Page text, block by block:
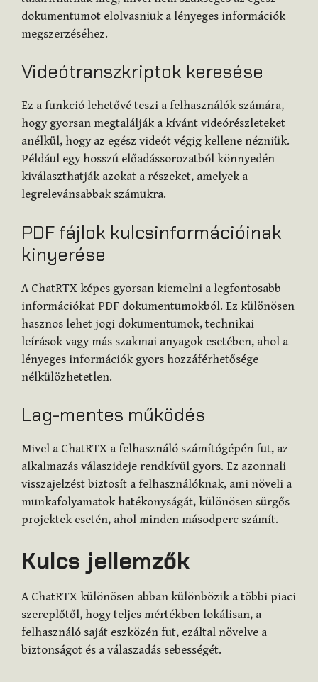
dokumentumot elolvasniuk a lényeges információk
megszerzéséhez.
Videótranszkriptok keresése
Ez a funkció lehetővé teszi a felhasználók számára,
hogy gyorsan megtalálják a kívánt videórészleteket
anélkül, hogy az egész videót végig kellene nézniük.
Például egy hosszú előadássorozatból könnyedén
kiválaszthatják azokat a részeket, amelyek a
legrelevánsabbak számukra.
PDF fájlok kulcsinformációinak
kinyerése
A ChatRTX képes gyorsan kiemelni a legfontosabb
információkat PDF dokumentumokból. Ez különösen
hasznos lehet jogi dokumentumok, technikai
leírások vagy más szakmai anyagok esetében, ahol a
lényeges információk gyors hozzáférhetősége
nélkülözhetetlen.
Lag-mentes működés
Mivel a ChatRTX a felhasználó számítógépén fut, az
alkalmazás válaszideje rendkívül gyors. Ez azonnali
visszajelzést biztosít a felhasználóknak, ami növeli a
munkafolyamatok hatékonyságát, különösen sürgős
projektek esetén, ahol minden másodperc számít.
Kulcs jellemzők
A ChatRTX különösen abban különbözik a többi piaci
szereplőtől, hogy teljes mértékben lokálisan, a
felhasználó saját eszközén fut, ezáltal növelve a
biztonságot és a válaszadás sebességét.